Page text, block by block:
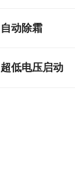
自动除霜
超低电压启动